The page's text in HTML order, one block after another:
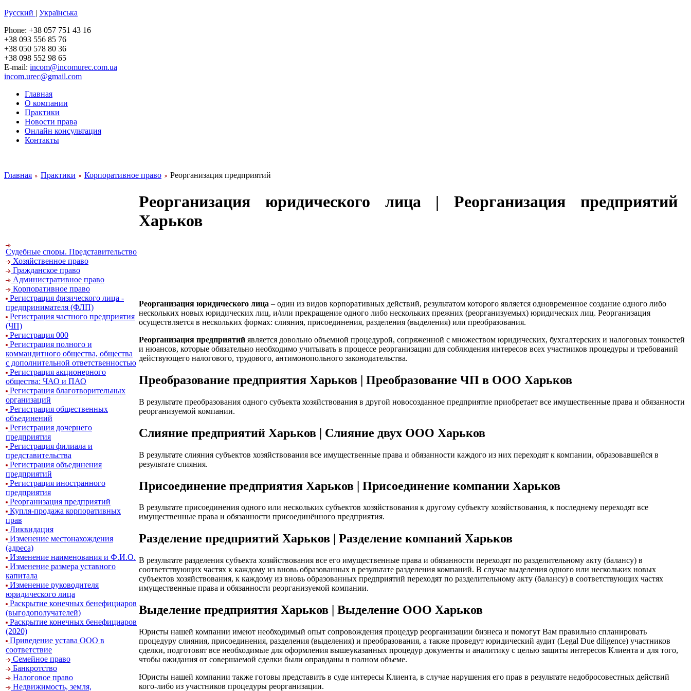
Русский | Українська
Phone: +38 057 751 43 16
+38 093 556 85 76
+38 050 578 80 36
+38 098 552 98 65
E-mail: incom@incomurec.com.ua
incom.urec@gmail.com
Главная
О компании
Практики
Новости права
Онлайн консультация
Контакты
Главная
Практики Корпоративное право Реорганизация предприятий
Реорганизация юридического лица | Реорганизация предприятий
Харьков
Судебные споры. Представительство
Хозяйственное право
Гражданское право
Административное право
Корпоративное право
Регистрация физического лица -
предпринимателя (ФЛП)
Регистрация частного предприятия
(ЧП)
Регистрация 000
Регистрация полного и
коммандитного общества, общества
с дополнительной ответственностью
Регистрация акционерного
общества: ЧАО и ПАО
Регистрация благотворительных
организаций
Регистрация общественных
объединений
Регистрация дочернего
предприятия
Регистрация филиала и
представительства
Регистрация объединения
предприятий
Регистрация иностранного
предприятия
Реорганизация предприятий
Купля-продажа корпоративных
прав
Ликвидация
Изменение местонахождения
(адреса)
Изменение наименования и Ф.И.О.
Изменение размера уставного
капитала
Изменение руководителя
юридического лица
Раскрытие конечных бенефициаров
(выгодополучателей)
Раскрытие конечных бенефициаров
(2020)
Приведение устава ООО в
соответствие
Семейное право
Банкротство
Налоговое право
Недвижимость, земля,
Реорганизация юридического лица – один из видов корпоративных действий, результатом которого является одновременное создание одного либо
нескольких новых юридических лиц, и/или прекращение одного либо нескольких прежних (реорганизуемых) юридических лиц. Реорганизация
осуществляется в нескольких формах: слияния, присоединения, разделения (выделения) или преобразования.
Реорганизация предприятий является довольно объемной процедурой, сопряженной с множеством юридических, бухгалтерских и налоговых тонкостей
и нюансов, которые обязательно необходимо учитывать в процессе реорганизации для соблюдения интересов всех участников процедуры и требований
действующего налогового, трудового, антимонопольного законодательства.
Преобразование предприятия Харьков | Преобразование ЧП в ООО Харьков
В результате преобразования одного субъекта хозяйствования в другой новосозданное предприятие приобретает все имущественные права и обязанности
реорганизуемой компании.
Слияние предприятий Харьков | Слияние двух ООО Харьков
В результате слияния субъектов хозяйствования все имущественные права и обязанности каждого из них переходят к компании, образовавшейся в
результате слияния.
Присоединение предприятия Харьков | Присоединение компании Харьков
В результате присоединения одного или нескольких субъектов хозяйствования к другому субъекту хозяйствования, к последнему переходят все
имущественные права и обязанности присоединённого предприятия.
Разделение предприятий Харьков | Разделение компаний Харьков
В результате разделения субъекта хозяйствования все его имущественные права и обязанности переходят по разделительному акту (балансу) в
соответствующих частях к каждому из вновь образованных в результате разделения компаний. В случае выделения одного или нескольких новых
субъектов хозяйствования, к каждому из вновь образованных предприятий переходят по разделительному акту (балансу) в соответствующих частях
имущественные права и обязанности реорганизуемой компании.
Выделение предприятия Харьков | Выделение ООО Харьков
Юристы нашей компании имеют необходимый опыт сопровождения процедур реорганизации бизнеса и помогут Вам правильно спланировать
процедуру слияния, присоединения, разделения (выделения) и преобразования, а также проведут юридический аудит (Legal Due diligence) участников
сделки, подготовят все необходимые для оформления вышеуказанных процедур документы и аналитику с целью защиты интересов Клиента и для того,
чтобы ожидания от совершаемой сделки были оправданы в полном объеме.
Юристы нашей компании также готовы представить в суде интересы Клиента, в случае нарушения его прав в результате недобросовестных действий
кого-либо из участников процедуры реорганизации.